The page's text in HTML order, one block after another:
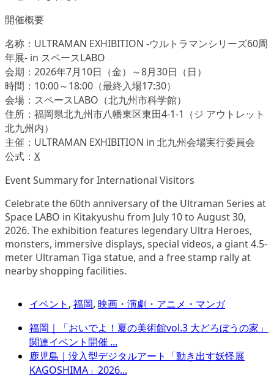
開催概要
名称：ULTRAMAN EXHIBITION -ウルトラマンシリーズ60周
年展- in スペースLABO
会期：2026年7月10日（金）～8月30日（日）
時間：10:00～18:00（最終入場17:30）
会場：スペースLABO（北九州市科学館）
住所：福岡県北九州市八幡東区東田4-1-1（ジ アウトレット
北九州内）
主催：ULTRAMAN EXHIBITION in 北九州会場実行委員会
公式： X
Event Summary for International Visitors
Celebrate the 60th anniversary of the Ultraman Series at
Space LABO in Kitakyushu from July 10 to August 30,
2026. The exhibition features legendary Ultra Heroes,
monsters, immersive displays, special videos, a giant 4.5-
meter Ultraman Tiga statue, and a free stamp rally at
nearby shopping facilities.
イベント , 福岡, 映画・演劇・アニメ・マンガ
福岡｜「おいでよ！夏の美術館vol.3 大どろぼうの家」
関連イベント開催 ...
鹿児島｜没入型デジタルアート「動き出す妖怪展
KAGOSHIMA」2026...